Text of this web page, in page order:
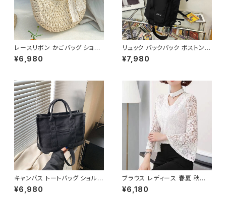
レースリボン かごバッグ ショル
ダーバッグ レディース 韓国風
春夏 ナチュラルスタイル リゾー
¥6,980
リュック バックパック ボストンバ
ッグ メンズ レディース 大容量
軽量 旅行バッグ 多機能 2WAY
アル 韓国風バッグ K-B0234
¥7,980
キャンバス トートバッグ ショルダ
ーバッグ ミニバッグ レディース
ワンタイプ ブラック グレー ブラ
¥6,980
ブラウス レディース 春夏 秋冬
春 夏 秋 冬 白 シャツ トップス
フレアスリーブ チョーカー風 ラ
¥6,180